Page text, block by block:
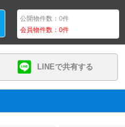
公開物件数：0件
会員物件数：0件
LINEで共有する